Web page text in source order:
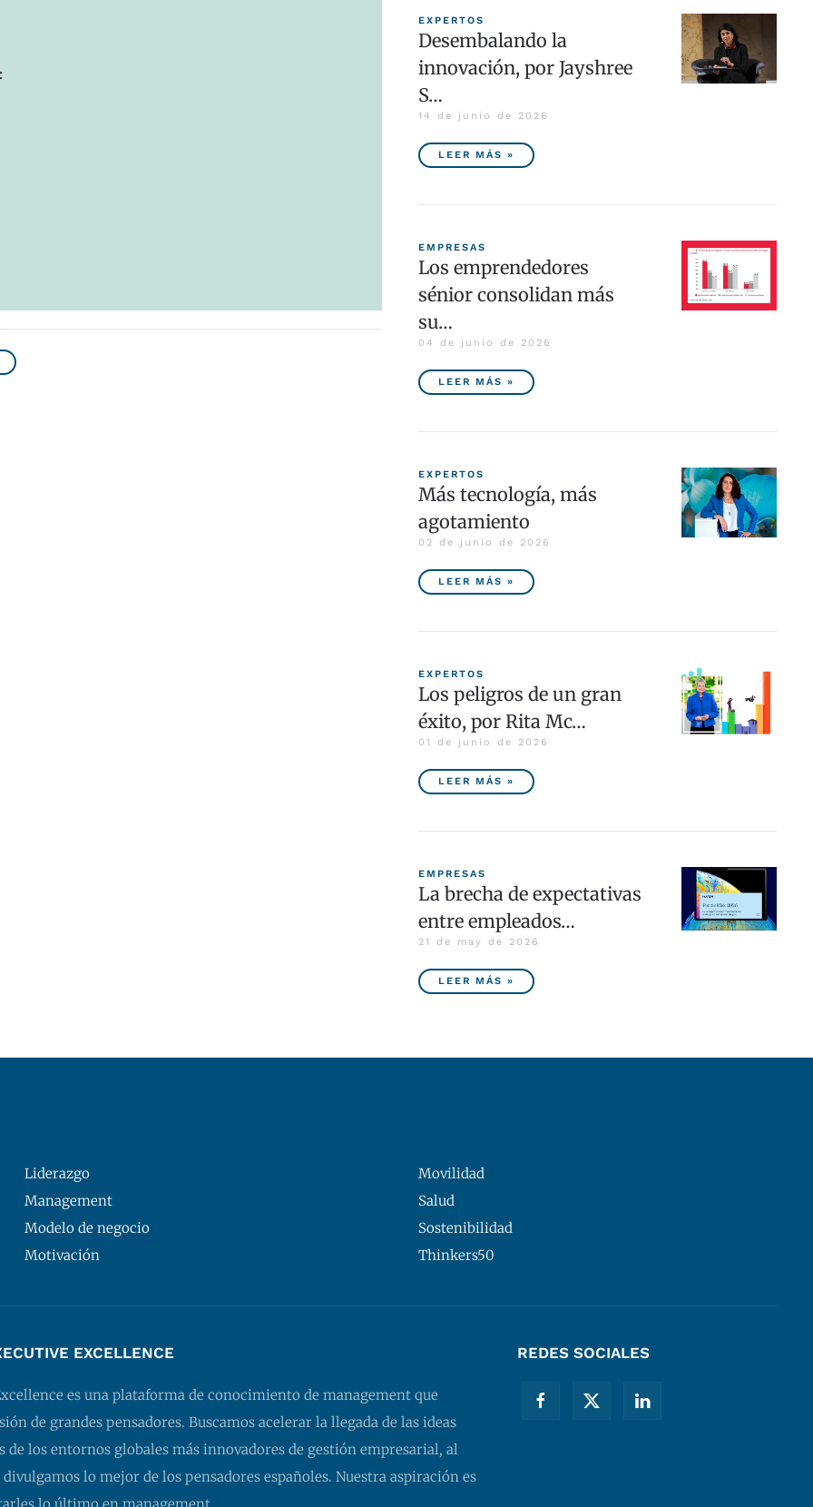
EXPERTOS
Desembalando la
innovación, por Jayshree
S…
14 de junio de 2026
LEER MÁS »
EMPRESAS
Los emprendedores
sénior consolidan más
su…
04 de junio de 2026
LEER MÁS »
EXPERTOS
Más tecnología, más
agotamiento
02 de junio de 2026
LEER MÁS »
EXPERTOS
Los peligros de un gran
éxito, por Rita Mc…
01 de junio de 2026
LEER MÁS »
EMPRESAS
La brecha de expectativas
entre empleados…
21 de may de 2026
LEER MÁS »
Liderazgo
Management
Modelo de negocio
Motivación
Movilidad
Salud
Sostenibilidad
Thinkers50
EXCELLENCE
es una plataforma de conocimiento de management que
de grandes pensadores. Buscamos acelerar la llegada de las ideas
de los entornos globales más innovadores de gestión empresarial, al
lo mejor de los pensadores españoles. Nuestra aspiración es
REDES SOCIALES